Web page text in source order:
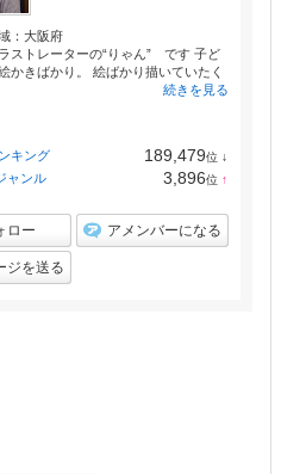
： 大阪府
ストレーターの“りゃん” です 子ど
かきばかり。 絵ばかり描いていたく
続きを見る
キング 189,479位 ↓
ン
ャンル 3,896位 ↑
ロー アメンバーになる
ジを送る